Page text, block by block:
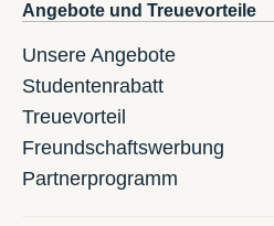
Angebote und Treuevorteile
Unsere Angebote
Studentenrabatt
Treuevorteil
Freundschaftswerbung
Partnerprogramm